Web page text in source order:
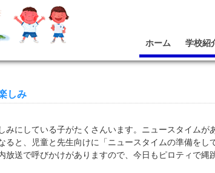
ホーム 学校紹
しみ
みにしている子がたくさんいます。ニュースタイムが
ると、児童と先生向けに「ニュースタイムの準備をし
放送で呼びかけがありますので、今日もピロティで縄